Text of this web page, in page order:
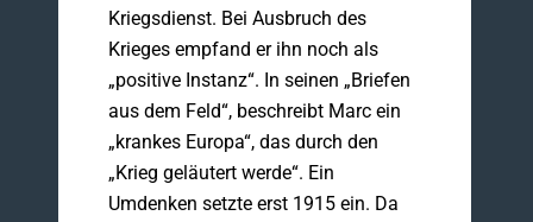
Kriegsdienst. Bei Ausbruch des
Krieges empfand er ihn noch als
„positive Instanz“. In seinen „Briefen
aus dem Feld“, beschreibt Marc ein
„krankes Europa“, das durch den
„Krieg geläutert werde“. Ein
Umdenken setzte erst 1915 ein. Da